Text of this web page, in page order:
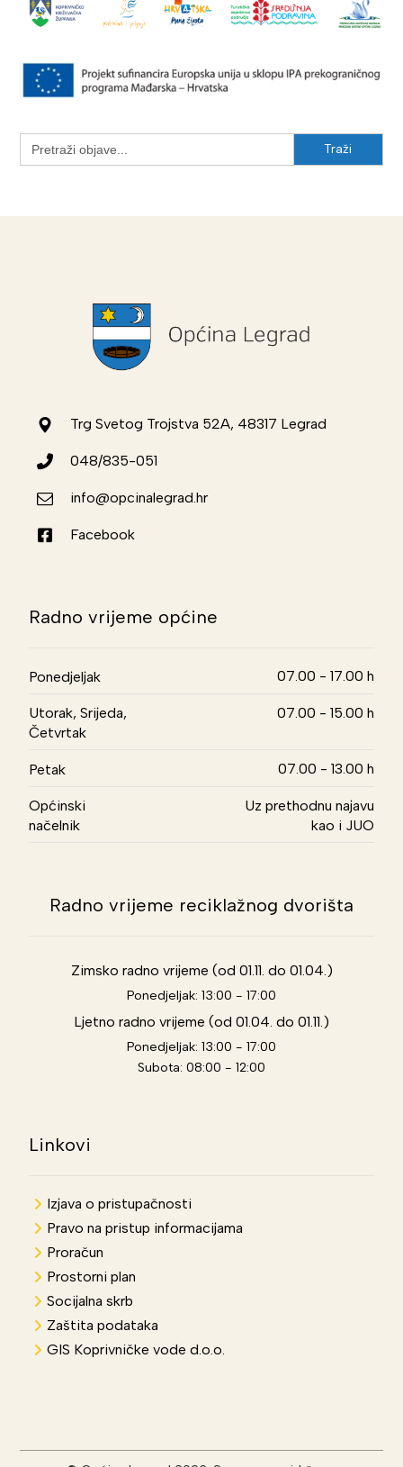
Search
for:
Trg Svetog Trojstva 52A, 48317 Legrad
048/835-051
info@opcinalegrad.hr
Facebook
Radno vrijeme općine
Ponedjeljak 07.00 - 17.00 h
Utorak, Srijeda,
Četvrtak
07.00 - 15.00 h
Petak 07.00 - 13.00 h
Općinski
načelnik
Uz prethodnu najavu
kao i JUO
Radno vrijeme reciklažnog dvorišta
Zimsko radno vrijeme (od 01.11. do 01.04.)
Ponedjeljak: 13:00 - 17:00
Ljetno radno vrijeme (od 01.04. do 01.11.)
Ponedjeljak: 13:00 - 17:00
Subota: 08:00 - 12:00
Linkovi
Izjava o pristupačnosti
Pravo na pristup informacijama
Proračun
Prostorni plan
Socijalna skrb
Zaštita podataka
GIS Koprivničke vode d.o.o.